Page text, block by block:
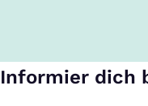
Informier dich